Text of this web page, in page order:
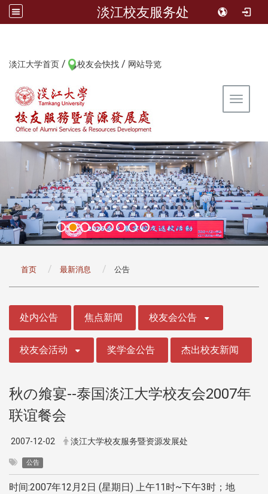
淡江校友服务处
淡江大学首页 / 校友会快找 / 网站导览
Toggle
首页 最新消息 公告
处内公告 焦点新闻 校友会公告
校友会活动 奖学金公告 杰出校友新闻
秋の飨宴--泰国淡江大学校友会2007年
联谊餐会
2007-12-02 淡江大学校友服务暨资源发展处
公告
时间:2007年12月2日 (星期日) 上午11时~下午3时；地